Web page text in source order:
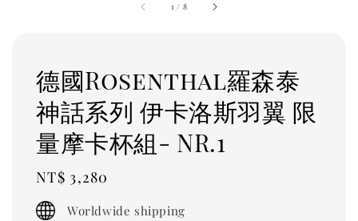
1 / 8
德國Rosenthal羅森泰
神話系列 伊卡洛斯羽翼 限
量摩卡杯組- NR.1
Regular
price
NT$ 3,280
Worldwide shipping